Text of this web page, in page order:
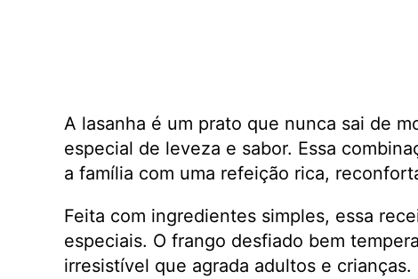
A lasanha é um prato que nunca sai de
especial de leveza e sabor. Essa
a família com uma refeição rica,
Feita com ingredientes simples, essa
especiais. O frango desfiado bem
irresistível que agrada adultos e